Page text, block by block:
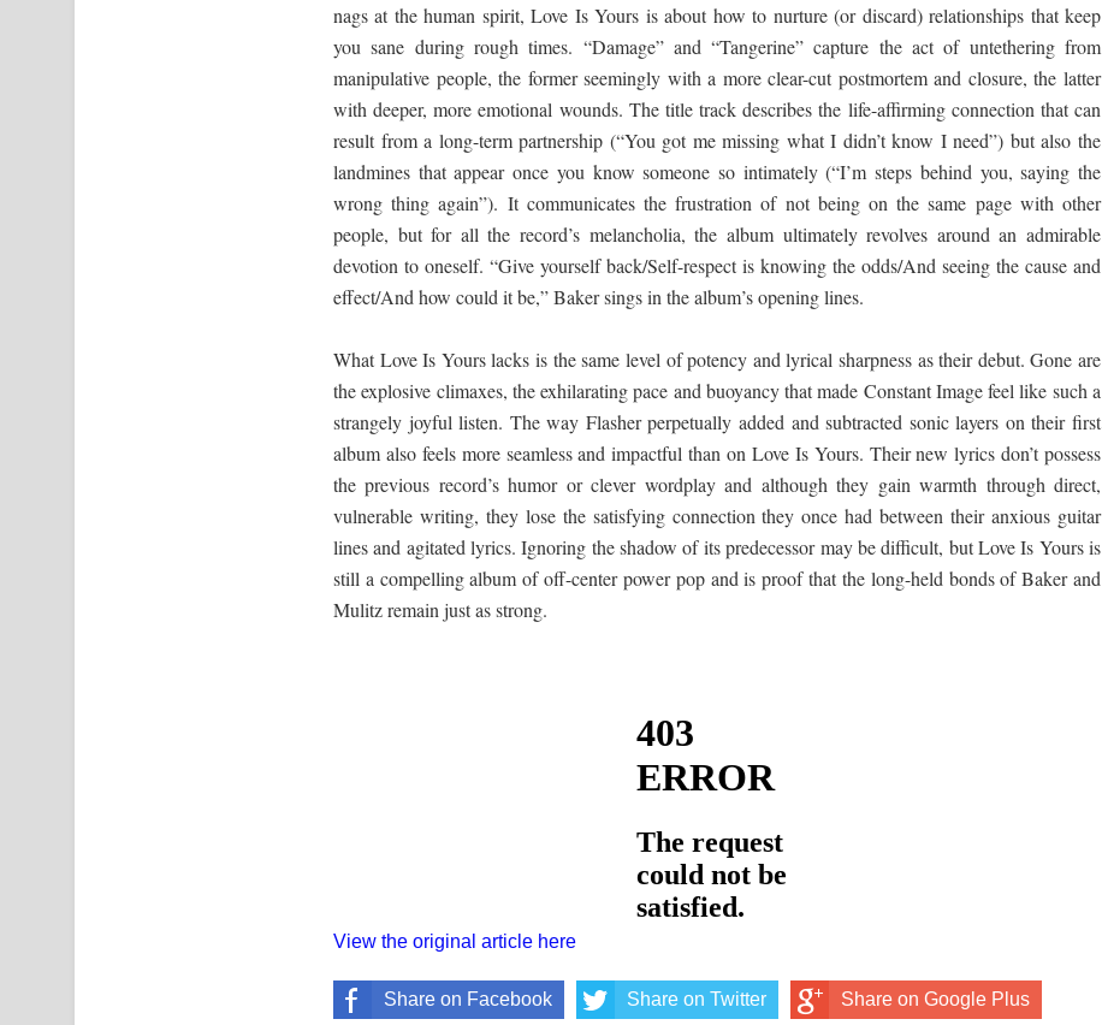
nags at the human spirit, Love Is Yours is about how to nurture (or discard) relationships that keep
you sane during rough times. “Damage” and “Tangerine” capture the act of untethering from
manipulative people, the former seemingly with a more clear-cut postmortem and closure, the latter
with deeper, more emotional wounds. The title track describes the life-affirming connection that can
result from a long-term partnership (“You got me missing what I didn’t know I need”) but also the
landmines that appear once you know someone so intimately (“I’m steps behind you, saying the
wrong thing again”). It communicates the frustration of not being on the same page with other
people, but for all the record’s melancholia, the album ultimately revolves around an admirable
devotion to oneself. “Give yourself back/Self-respect is knowing the odds/And seeing the cause and
effect/And how could it be,” Baker sings in the album’s opening lines.
What Love Is Yours lacks is the same level of potency and lyrical sharpness as their debut. Gone are
the explosive climaxes, the exhilarating pace and buoyancy that made Constant Image feel like such a
strangely joyful listen. The way Flasher perpetually added and subtracted sonic layers on their first
album also feels more seamless and impactful than on Love Is Yours. Their new lyrics don’t possess
the previous record’s humor or clever wordplay and although they gain warmth through direct,
vulnerable writing, they lose the satisfying connection they once had between their anxious guitar
lines and agitated lyrics. Ignoring the shadow of its predecessor may be difficult, but Love Is Yours is
still a compelling album of off-center power pop and is proof that the long-held bonds of Baker and
Mulitz remain just as strong.
View the original article here
Share on Facebook Share on Twitter Share on Google Plus